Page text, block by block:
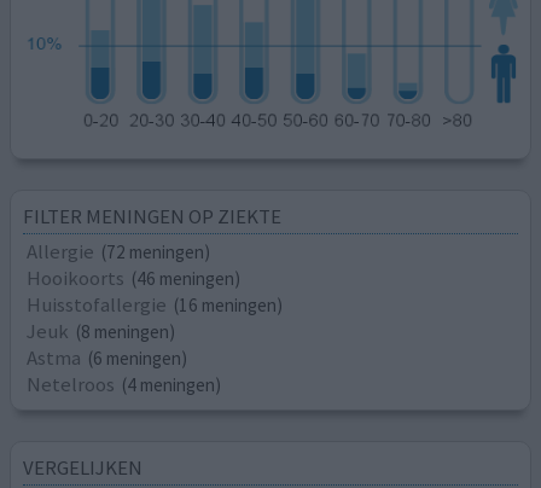
FILTER MENINGEN OP ZIEKTE
Allergie (72 meningen)
Hooikoorts (46 meningen)
Huisstofallergie (16 meningen)
Jeuk (8 meningen)
Astma (6 meningen)
Netelroos (4 meningen)
VERGELIJKEN